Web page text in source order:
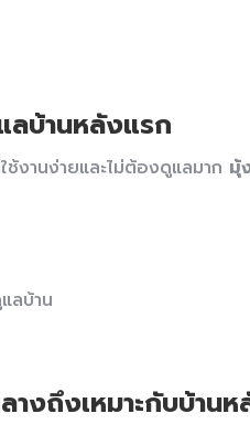
ลบ้านหลังแรก
งานง่ายและไม่ต้องดูแลมาก มุ้
ลบ้าน
งถึงเหมาะกับบ้าน